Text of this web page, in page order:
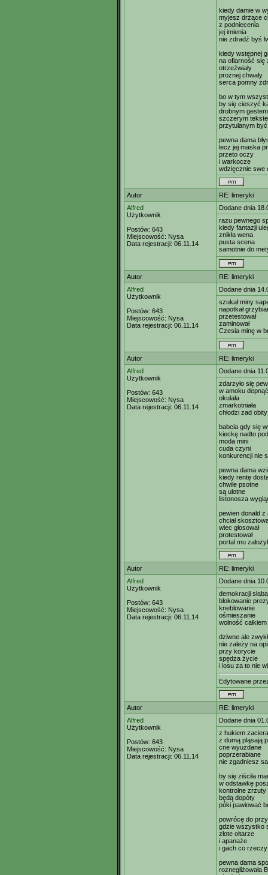
kiedy damie w
myjesz drżące
z podniecenia
jej imienia
nie zdradź byś
kiedy wstępnej
na ofiarność się
otrzeźwiały
prożnej chwały
serca pomny
bo w tym
by się cieszyć
drobnym gestem
szczerym
przytulanym
pewna dama
lecz jej maska
przeto oczy
i warkocze
wdzięcznie swe
Autor
RE: limeryki
Alfred
Użytkownik
Postów: 643
Miejscowość: Nysa
Data rejestracji: 06.11.14
Dodane dnia
razu pewnego
kiedy fantazji
znikła wena
pusta scena
samotnie do
Autor
RE: limeryki
Alfred
Użytkownik
Postów: 643
Miejscowość: Nysa
Data rejestracji: 06.11.14
Dodane dnia
szukał miny
napotkał
przetestował
zaminował
Czesia minę w
Autor
RE: limeryki
Alfred
Użytkownik
Postów: 643
Miejscowość: Nysa
Data rejestracji: 06.11.14
Dodane dnia
zdarzyło się
w amoku
okulała
zmarkotniała
chłodzi zad
babcia gdy się
kieckę nadto
moda mini
cuda czyni
konkurencji nie
pewna dama
kiedy rentę
chwile psotne
są ulotne
listonosza
pewien donald z
chciał
wiec głosował
protestował
portal mu
Autor
RE: limeryki
Alfred
Użytkownik
Postów: 643
Miejscowość: Nysa
Data rejestracji: 06.11.14
Dodane dnia
demokracji
blokowanie
kneblowanie
ośmieszanie
wolność
dziwne ale
nie zależy na
przy korycie
spędza życie
i losu za to nie
Edytowane
Autor
RE: limeryki
Alfred
Użytkownik
Postów: 643
Miejscowość: Nysa
Data rejestracji: 06.11.14
Dodane dnia
z hukiem
z dumą pląsają
cne wyuzdane
poprzerabiane
nie zgadniesz
by się ziściła
w odstawkę
kontrolne zrzuty
będą dopóty
póki pawiować
powrócę do
gdzie wszystko
złote ołtarze
i apanaże
i gach co
pewna dama
roznegliżowała